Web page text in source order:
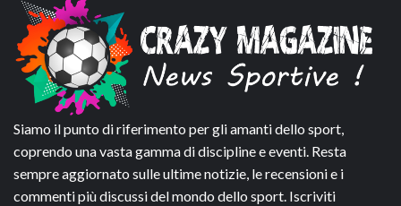
Siamo il punto di riferimento per gli amanti dello sport,
coprendo una vasta gamma di discipline e eventi. Resta
sempre aggiornato sulle ultime notizie, le recensioni e i
commenti più discussi del mondo dello sport. Iscriviti